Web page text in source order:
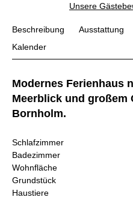
Unsere
Beschreibung Ausstattung
Kalender
Modernes Ferienhaus
Meerblick und großem
Bornholm.
Schlafzimmer
Badezimmer
Wohnfläche
Grundstück
Haustiere